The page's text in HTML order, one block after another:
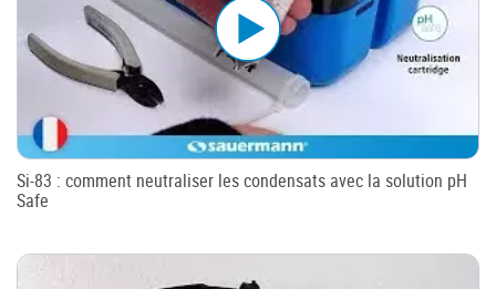
Si-83 : comment neutraliser les condensats avec la solution pH
Safe